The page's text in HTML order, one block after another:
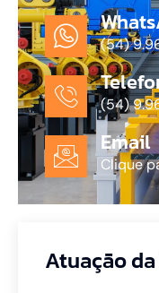
(54)
(54)
Email
Clique
Atuação da